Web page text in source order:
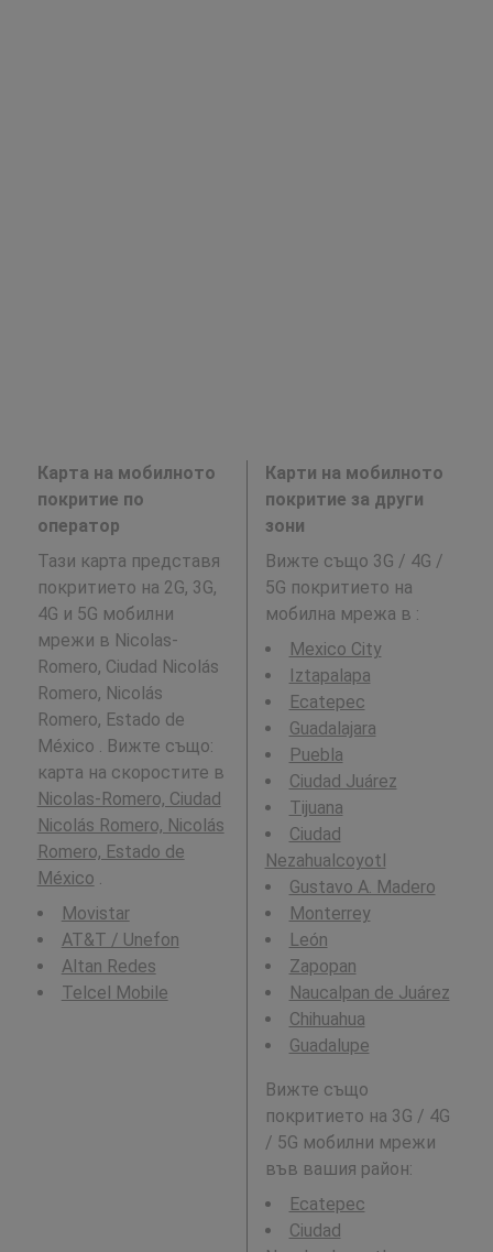
Карта на мобилното
покритие по
оператор
Тази карта представя
покритието на 2G, 3G,
4G и 5G мобилни
мрежи в Nicolas-
Romero, Ciudad Nicolás
Romero, Nicolás
Romero, Estado de
México . Вижте също:
карта на скоростите в
Nicolas-Romero, Ciudad
Nicolás Romero, Nicolás
Romero, Estado de
México
Movistar
AT&T / Unefon
Altan Redes
Telcel Mobile
Карти на мобилното
покритие за други
зони
Вижте също 3G / 4G /
5G покритието на
мобилна мрежа в :
Mexico City
Iztapalapa
Ecatepec
Guadalajara
Puebla
Ciudad Juárez
Tijuana
Ciudad
Nezahualcoyotl
Gustavo A. Madero
Monterrey
León
Zapopan
Naucalpan de Juárez
Chihuahua
Guadalupe
Вижте също
покритието на 3G / 4G
/ 5G мобилни мрежи
във вашия район:
Ecatepec
Ciudad